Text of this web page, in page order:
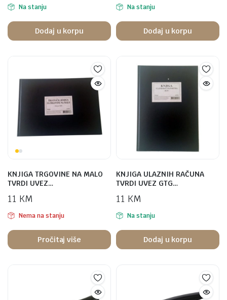
Na stanju
Dodaj u korpu
Na stanju
Dodaj u korpu
KNJIGA TRGOVINE NA MALO
TVRDI UVEZ…
11 KM
Nema na stanju
Pročitaj više
KNJIGA ULAZNIH RAČUNA
TVRDI UVEZ GTG…
11 KM
Na stanju
Dodaj u korpu